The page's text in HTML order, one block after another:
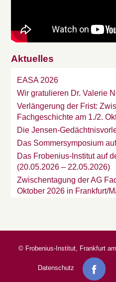
Aktuelles
EASA 2026
Wir gratulieren Dr. Valerie
Verlängerung der Frist:
Fachgeschichte am 1./2.
Die Jensen-
Das Sommersymposium
Das Frobenius-Institut auf
(20.05.2026 – 22.05.2026)
Zwischentagung der AG
Oktober 2026 in Frankfurt/
© Frobenius-Institut, Frankfurt
Datenschutz